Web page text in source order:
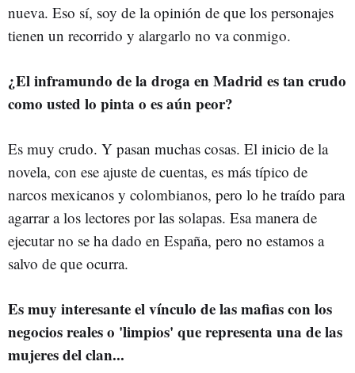
nueva. Eso sí, soy de la opinión de que los personajes
tienen un recorrido y alargarlo no va conmigo.
¿El inframundo de la droga en Madrid es tan crudo
como usted lo pinta o es aún peor?
Es muy crudo. Y pasan muchas cosas. El inicio de la
novela, con ese ajuste de cuentas, es más típico de
narcos mexicanos y colombianos, pero lo he traído para
agarrar a los lectores por las solapas. Esa manera de
ejecutar no se ha dado en España, pero no estamos a
salvo de que ocurra.
Es muy interesante el vínculo de las mafias con los
negocios reales o 'limpios' que representa una de las
mujeres del clan...